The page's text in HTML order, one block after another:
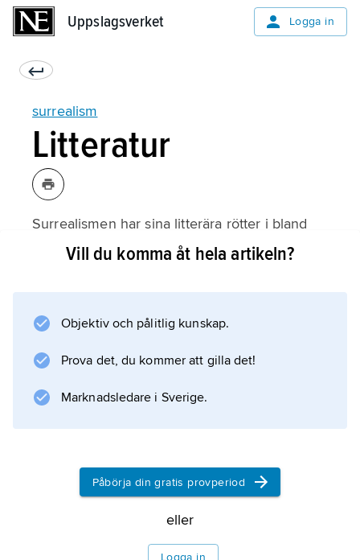
Uppslagsverket Logga in
surrealism
Litteratur
Surrealismen har sina litterära rötter i bland
annat 1700-talets skräckroman, i de Sades och
surrealismens första manifest (1924) framhöll
André Breton att de surrealistiska
som utgjorde ett
Information om artikeln
Vill du komma åt hela artikeln?
Objektiv och pålitlig kunskap.
Prova det, du kommer att gilla det!
Marknadsledare i Sverige.
Påbörja din gratis provperiod
eller
Logga in